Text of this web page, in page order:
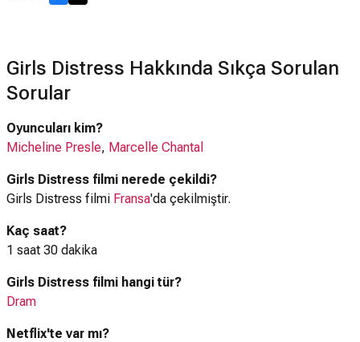
Girls Distress Hakkında Sıkça Sorulan
Sorular
Oyuncuları kim?
Micheline Presle, Marcelle Chantal
Girls Distress filmi nerede çekildi?
Girls Distress filmi Fransa'da çekilmiştir.
Kaç saat?
1 saat 30 dakika
Girls Distress filmi hangi tür?
Dram
Netflix'te var mı?